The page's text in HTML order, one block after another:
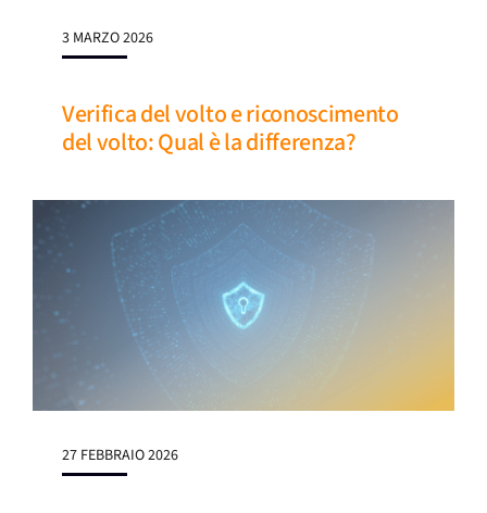
3 MARZO 2026
Verifica del volto e riconoscimento
del volto: Qual è la differenza?
27 FEBBRAIO 2026